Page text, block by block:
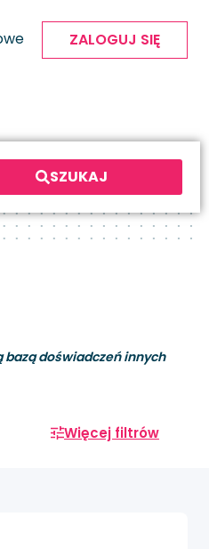
ZALOGUJ SIĘ
SZUKAJ
doświadczeń innych
Więcej filtrów